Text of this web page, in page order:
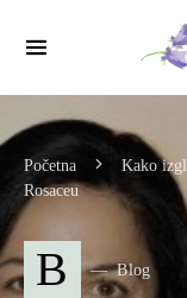
Početna
Kako
Rosaceu
B Blog